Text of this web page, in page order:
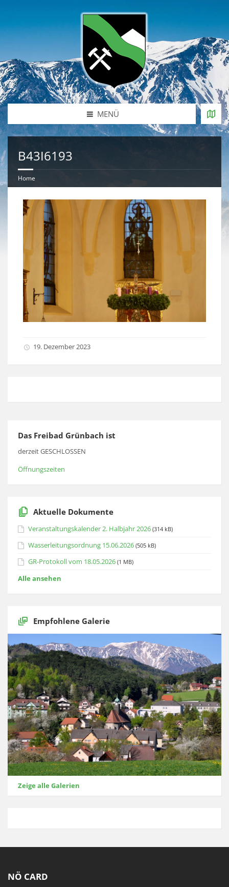
MENÜ
B43I6193
Home
19. Dezember 2023
Das Freibad Grünbach ist
derzeit GESCHLOSSEN
Öffnungszeiten
Aktuelle Dokumente
Veranstaltungskalender 2. Halbjahr 2026 (314 kB)
Wasserleitungsordnung 15.06.2026 (505 kB)
GR-Protokoll vom 18.05.2026 (1 MB)
Alle ansehen
Empfohlene Galerie
Zeige alle Galerien
NÖ CARD